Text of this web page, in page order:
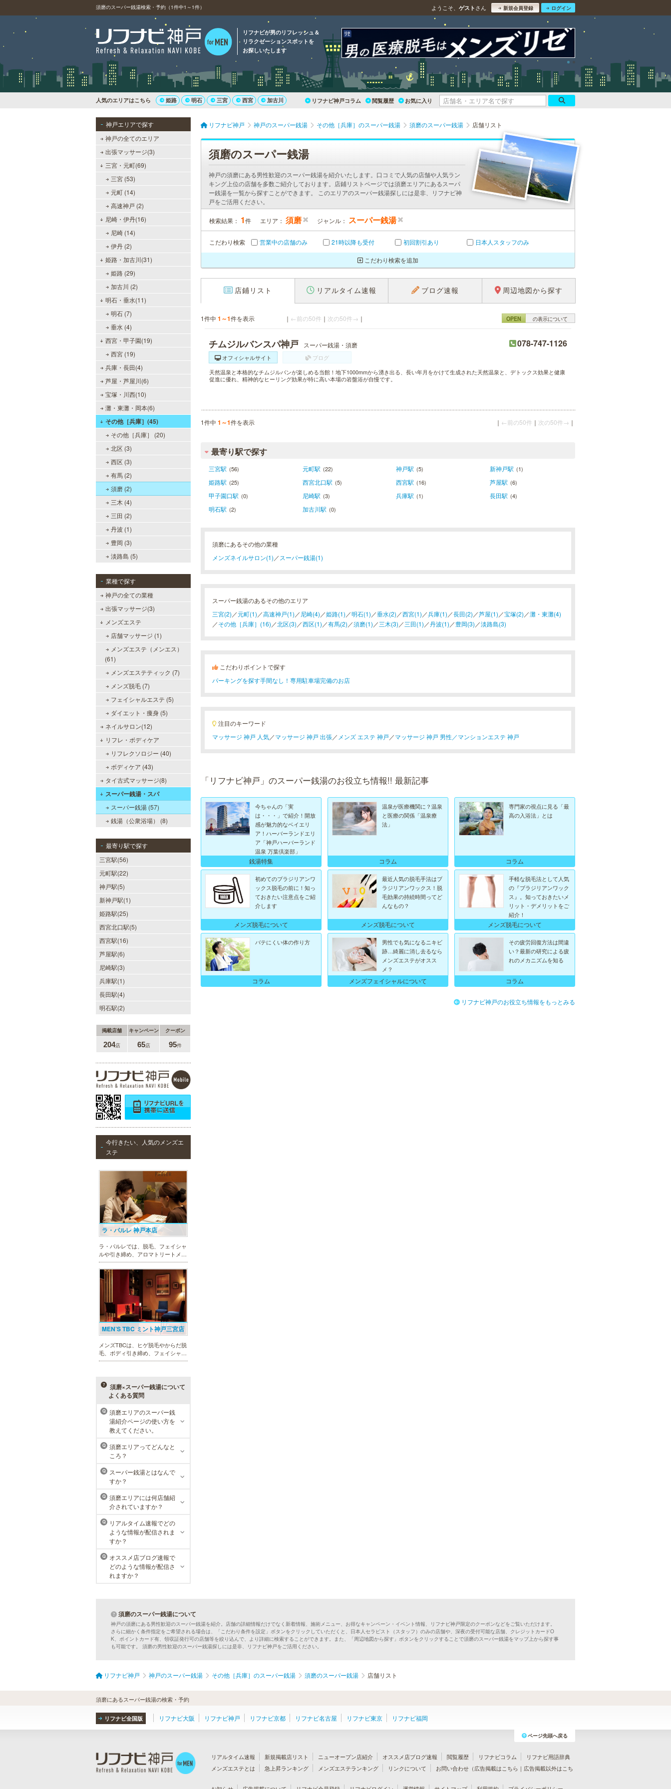
須磨のスーパー銭湯検索・予約（1件中1～1件） ようこそ、 ゲスト さん 新規会員登録 ログイン
リフナビが男のリフレッシュ＆
リラクゼーションスポットを
お探しいたします
人気のエリアはこちら 姫路 明石 三宮 西宮 加古川 リフナビ神戸コラム 閲覧履歴 お気に入り
神戸エリアで探す
神戸の全てのエリア
出張マッサージ(3)
三宮・元町(69)
三宮 (53)
元町 (14)
高速神戸 (2)
尼崎・伊丹(16)
尼崎 (14)
伊丹 (2)
姫路・加古川(31)
姫路 (29)
加古川 (2)
明石・垂水(11)
明石 (7)
垂水 (4)
西宮・甲子園(19)
西宮 (19)
兵庫・長田(4)
芦屋・芦屋川(6)
宝塚・川西(10)
灘・東灘・岡本(6)
その他［兵庫］(45)
その他［兵庫］ (20)
北区 (3)
西区 (3)
有馬 (2)
須磨 (2)
三木 (4)
三田 (2)
丹波 (1)
豊岡 (3)
淡路島 (5)
業種で探す
神戸の全ての業種
出張マッサージ(3)
メンズエステ
店舗マッサージ (1)
メンズエステ（メンエス）
(61)
メンズエステティック (7)
メンズ脱毛 (7)
フェイシャルエステ (5)
ダイエット・痩身 (5)
ネイルサロン(12)
リフレ・ボディケア
リフレクソロジー (40)
ボディケア (43)
タイ古式マッサージ(8)
スーパー銭湯・スパ
スーパー銭湯 (57)
銭湯（公衆浴場） (8)
最寄り駅で探す
三宮駅(56)
元町駅(22)
神戸駅(5)
新神戸駅(1)
姫路駅(25)
西宮北口駅(5)
西宮駅(16)
芦屋駅(6)
尼崎駅(3)
兵庫駅(1)
長田駅(4)
明石駅(2)
掲載店舗 キャンペーン クーポン
204店 65店 95件
今行きたい、人気のメンズエ
ステ
ラ・パルレ 神戸本店
ラ・パルレでは、脱毛、フェイシャ
ルや引き締め、アロマトリートメン
ト、本格的なダイエットコース等、
幅広いメニューでお客様の美を応
援。初めてで不安という方には、初
回限定体験コースも多数取り揃えて
MEN’S TBC ミント神戸三宮店
メンズTBCは、ヒゲ脱毛やからだ脱
毛、ボディ引き締め、フェイシャル
等、清潔感を保ちたい方や、お手入
用意し、お待ちしております。
メンズリゼクリニック 神戸三
宮院
メンズリゼクリニックの永久脱毛が
全国で受けられます。多くの男性患
者様にご支持頂き、新宿1院から始
まったメンズリゼクリニックが、現
在では提携院含め全国10院を展開す
るクリニックになりました。
須磨×スーパー銭湯について
よくある質問
Q
須磨エリアのスーパー銭
湯紹介ページの使い方を
教えてください。
Q
須磨エリアってどんなと
ころ？
Q
スーパー銭湯とはなんで
すか？
Q
須磨エリアには何店舗紹
介されていますか？
Q
リアルタイム速報でどの
ような情報が配信されま
すか？
Q
オススメ店ブログ速報で
どのような情報が配信さ
れますか？
リフナビ神戸 神戸のスーパー銭湯 その他［兵庫］のスーパー銭湯 須磨のスーパー銭湯 店舗リスト
須磨のスーパー銭湯
神戸の須磨にある男性歓迎のスーパー銭湯を紹介いたします。口コミで人気の店舗や人気ラン
キング上位の店舗を多数ご紹介しております。店鋪リストページでは須磨エリアにあるスーパ
ー銭湯を一覧から探すことができます。 このエリアのスーパー銭湯探しには是非、リフナビ神
戸をご活用ください。
検索結果： 1件 エリア： 須磨 ジャンル： スーパー銭湯
こだわり検索 営業中の店舗のみ 21時以降も受付 初回割引あり 日本人スタッフのみ
こだわり検索を追加
店鋪リスト リアルタイム速報 ブログ速報 周辺地図から探す
1件中 1～1件を表示 ｜ ←前の50件 ｜ 次の50件→ ｜ OPEN の表示について
チムジルバンスパ神戸 スーパー銭湯・須磨 078-747-1126
オフィシャルサイト
ブログ
天然温泉と本格的なチムジルバンが楽しめる当館！地下1000mmから湧き出る、長い年月をかけて生成された天然温泉と、デトックス効果と健康
促進に優れ、精神的なヒーリング効果が特に高い本場の岩盤浴が自慢です。
1件中 1～1件を表示 ｜ ←前の50件 ｜ 次の50件→ ｜
最寄り駅で探す
三宮駅 (56) 元町駅 (22) 神戸駅 (5) 新神戸駅 (1)
姫路駅 (25) 西宮北口駅 (5) 西宮駅 (16) 芦屋駅 (6)
甲子園口駅 (0) 尼崎駅 (3) 兵庫駅 (1) 長田駅 (4)
明石駅 (2) 加古川駅 (0)
須磨にあるその他の業種
メンズネイルサロン(1) ／ スーパー銭湯(1)
スーパー銭湯のあるその他のエリア
三宮(2) ／元町(1) ／高速神戸(1) ／ 尼崎(4) ／姫路(1) ／明石(1) ／垂水(2) ／西宮(1) ／兵庫(1) ／長田(2) ／芦屋(1) ／宝塚(2) ／灘・東灘(4)
／その他［兵庫］(16) ／北区(3) ／西区(1) ／有馬(2) ／須磨(1) ／三木(3) ／三田(1) ／丹波(1) ／豊岡(3) ／淡路島(3)
こだわりポイントで探す
パーキングを探す手間なし！専用駐車場完備のお店
注目のキーワード
マッサージ 神戸 人気／マッサージ 神戸 出張／ メンズ エステ 神戸／マッサージ 神戸 男性／マンションエステ 神戸
「リフナビ神戸」のスーパー銭湯のお役立ち情報!! 最新記事
今ちゃんの「実
は・・・」で紹介！開放
感が魅力的なベイエリ
ア！ハーバーランドエリ
ア「神戸ハーバーランド
温泉 万葉倶楽部」
銭湯特集
温泉が医療機関に？温泉
と医療の関係「温泉療
法」
コラム
専門家の視点に見る「最
高の入浴法」とは
コラム
初めてのブラジリアンワ
ックス脱毛の前に！知っ
ておきたい注意点をご紹
介します
メンズ脱毛について
最近人気の脱毛手法はブ
ラジリアンワックス！脱
毛効果の持続時間ってど
んなもの？
メンズ脱毛について
手軽な脱毛法として人気
の『ブラジリアンワック
ス』。知っておきたいメ
リット・デメリットをご
紹介！
メンズ脱毛について
バテにくい体の作り方
コラム
男性でも気になるニキビ
跡…綺麗に消し去るなら
メンズエステがオスス
メ？
メンズフェイシャルについて
その疲労回復方法は間違
い？最新の研究による疲
れのメカニズムを知る
コラム
リフナビ神戸のお役立ち情報をもっとみる
須磨のスーパー銭湯について
神戸の須磨にある男性歓迎のスーパー銭湯を紹介。店舗の詳細情報だけでなく新着情報、施術メニュー、お得なキャンペーン・イベント情報、リフナビ神戸限定のクーポンなどをご覧いただけます。
さらに細かく条件指定をご希望される場合は、「こだわり条件を設定」ボタンをクリックしていただくと、日本人セラピスト（スタッフ）のみの店舗や、深夜の受付可能な店舗、クレジットカードO
K、ポイントカード有、領収証発行可の店舗等を絞り込んで、より詳細に検索することができます。また、「周辺地図から探す」ボタンをクリックすることで須磨のスーパー銭湯をマップ上から探す事
も可能です。 須磨の男性歓迎のスーパー銭湯探しには是非、リフナビ神戸をご活用ください。
リフナビ神戸 神戸のスーパー銭湯 その他［兵庫］のスーパー銭湯 須磨のスーパー銭湯 店舗リスト
須磨にあるスーパー銭湯の検索・予約
リフナビ全国版 リフナビ大阪 リフナビ神戸 リフナビ京都 リフナビ名古屋 リフナビ東京 リフナビ福岡
ページ先頭へ戻る
リアルタイム速報 新規掲載店リスト ニューオープン店紹介 オススメ店ブログ速報 閲覧履歴 リフナビコラム
リフナビ用語辞典
メンズエステとは
急上昇ランキング メンズエステランキング リンクについて お問い合わせ（広告掲載はこちら ｜ 広告掲載以外はこち